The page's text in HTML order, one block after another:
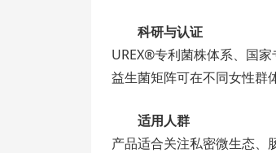
科研与认证
UREX®专利菌株体系、国
益生菌矩阵可在不同女性群
适用人群
产品适合关注私密微生态、